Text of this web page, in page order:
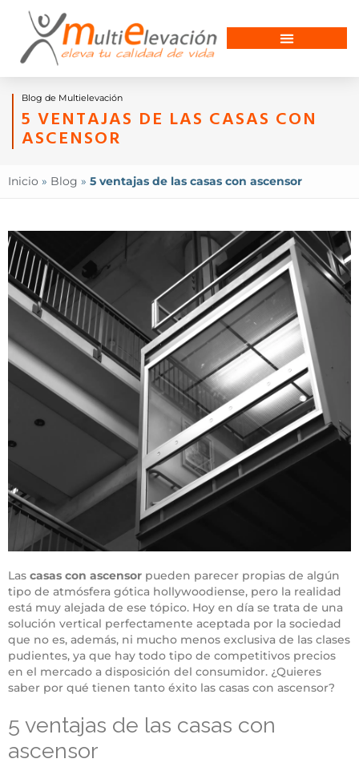
Blog de Multielevación
5 VENTAJAS DE LAS CASAS CON
ASCENSOR
Inicio » Blog » 5 ventajas de las casas con ascensor
Las casas con ascensor pueden parecer propias de algún
tipo de atmósfera gótica hollywoodiense, pero la realidad
está muy alejada de ese tópico. Hoy en día se trata de una
solución vertical perfectamente aceptada por la sociedad
que no es, además, ni mucho menos exclusiva de las clases
pudientes, ya que hay todo tipo de competitivos precios
en el mercado a disposición del consumidor. ¿Quieres
saber por qué tienen tanto éxito las casas con ascensor?
5 ventajas de las casas con
ascensor